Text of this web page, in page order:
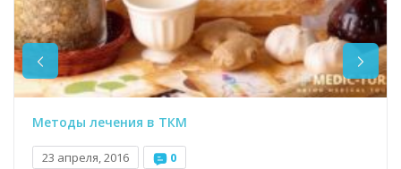
Методы лечения в ТКМ
23 апреля, 2016
0